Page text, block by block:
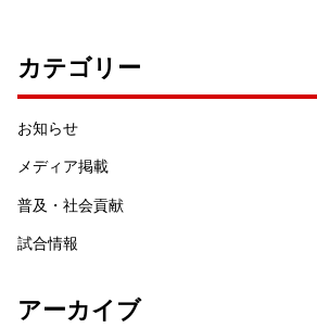
カテゴリー
お知らせ
メディア掲載
普及・社会貢献
試合情報
アーカイブ